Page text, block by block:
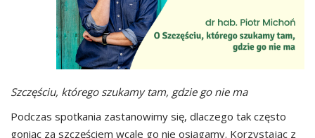
Szczęściu, którego szukamy tam, gdzie go nie ma
Podczas spotkania zastanowimy się, dlaczego tak często
goniąc za szczęściem wcale go nie osiągamy. Korzystając z